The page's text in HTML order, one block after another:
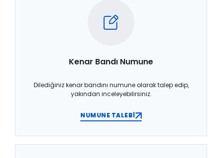
Kenar Bandı Numune
Dilediğiniz kenar bandını numune olarak talep edip,
yakından inceleyebilirsiniz.
NUMUNE TALEBİ